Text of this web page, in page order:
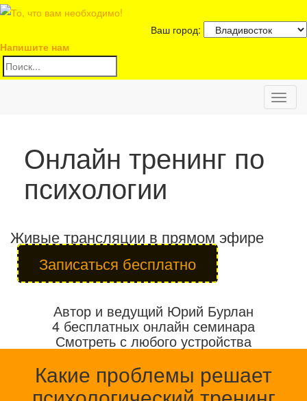
Ваш город:
Напишите нам
Онлайн тренинг по
психологии
Живые трансляции в прямом эфире
Записаться бесплатно
Автор и ведущий Юрий Бурлан
4 бесплатных онлайн семинара
Смотреть с любого устройства
Какие проблемы решает